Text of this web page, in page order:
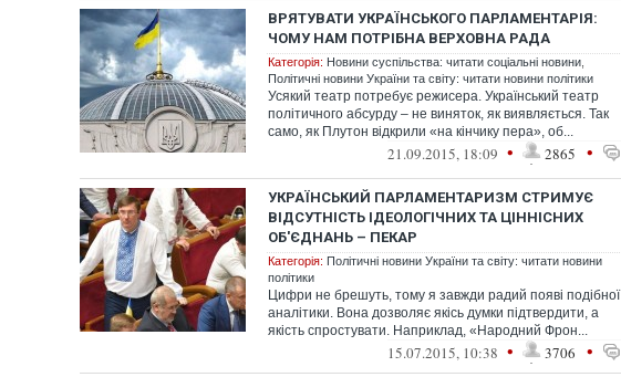
ВРЯТУВАТИ УКРАЇНСЬКОГО ПАРЛАМЕНТАРІЯ:
ЧОМУ НАМ ПОТРІБНА ВЕРХОВНА РАДА
Категорія: Новини суспільства: читати соціальні новини
Політичні новини України та світу: читати новини політики
Усякий театр потребує режисера. Український театр
політичного абсурду – не виняток, як виявляється. Так
само, як Плутон відкрили «на кінчику пера», об...
21.09.2015, 18:09 • 2865 •
УКРАЇНСЬКИЙ ПАРЛАМЕНТАРИЗМ СТРИМУЄ
ВІДСУТНІСТЬ ІДЕОЛОГІЧНИХ ТА ЦІННІСНИХ
ОБ'ЄДНАНЬ – ПЕКАР
Категорія: Політичні новини України та світу: читати новини
політики
Цифри не брешуть, тому я завжди радий появі подібної
аналітики. Вона дозволяє якісь думки підтвердити, а
якість спростувати. Наприклад, «Народний Фрон...
15.07.2015, 10:38 • 3706 •